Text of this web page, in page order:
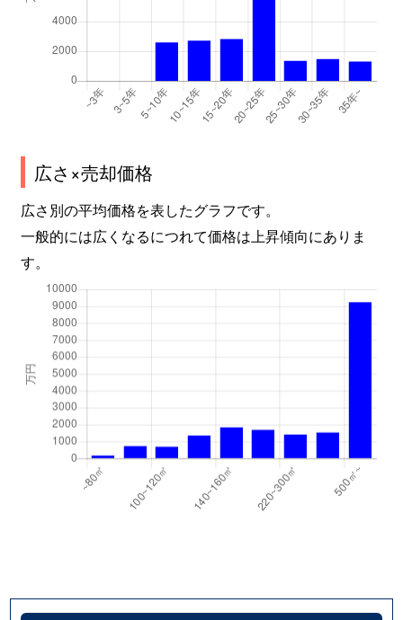
広さ×売却価格
広さ別の平均価格を表したグラフです。
一般的には広くなるにつれて価格は上昇傾向にありま
す。